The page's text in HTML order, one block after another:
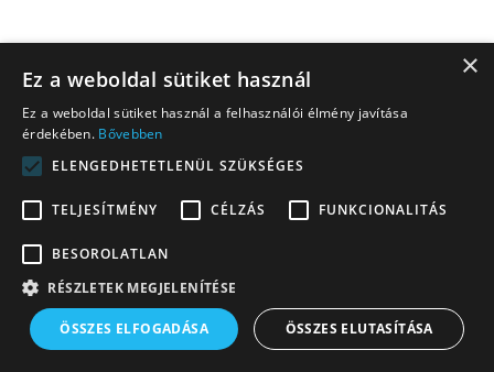
×
Ez a weboldal sütiket használ
Ez a weboldal sütiket használ a felhasználói élmény javítása
érdekében. Bővebben
ELENGEDHETETLENÜL SZÜKSÉGES
TELJESÍTMÉNY CÉLZÁS FUNKCIONALITÁS
BESOROLATLAN
RÉSZLETEK MEGJELENÍTÉSE
ÖSSZES ELFOGADÁSA ÖSSZES ELUTASÍTÁSA